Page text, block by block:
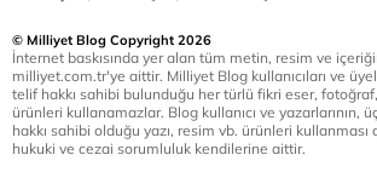
© Milliyet Blog Copyright 2026
İnternet baskısında yer alan tüm metin, resim ve
milliyet.com.tr'ye aittir. Milliyet Blog kullanıcıları ve
telif hakkı sahibi bulunduğu her türlü fikri eser,
ürünleri kullanamazlar. Blog kullanıcı ve yazarlarının,
hakkı sahibi olduğu yazı, resim vb. ürünleri
hukuki ve cezai sorumluluk kendilerine aittir.